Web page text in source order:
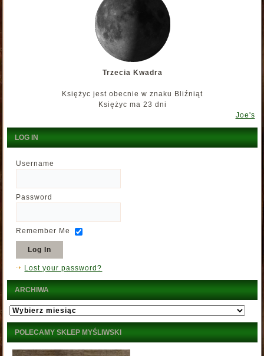
Trzecia Kwadra
Księżyc jest obecnie w znaku Bliźniąt
Księżyc ma 23 dni
Joe's
LOG IN
Username
Password
Remember Me
Lost your password?
ARCHIWA
Archiwa
POLECAMY SKLEP MYŚLIWSKI